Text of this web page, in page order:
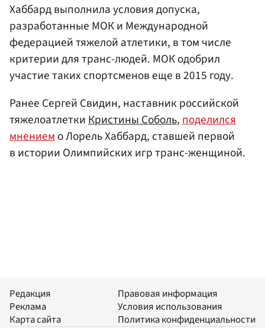
Хаббард выполнила условия допуска,
разработанные МОК и Международной
федерацией тяжелой атлетики, в том числе
критерии для транс-людей. МОК одобрил
участие таких спортсменов еще в 2015 году.
Ранее Сергей Свидин, наставник российской
тяжелоатлеткиКристины Соболь,поделился
мнениемо Лорель Хаббард, ставшей первой
в истории Олимпийских игр транс-женщиной.
Редакция
Реклама
Карта сайта
Правовая информация
Условия использования
Политика конфиденциальности